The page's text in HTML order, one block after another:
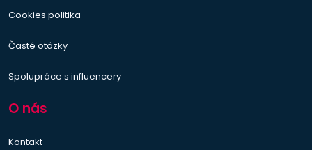
Cookies politika
Časté otázky
Spolupráce s influencery
O nás
Kontakt